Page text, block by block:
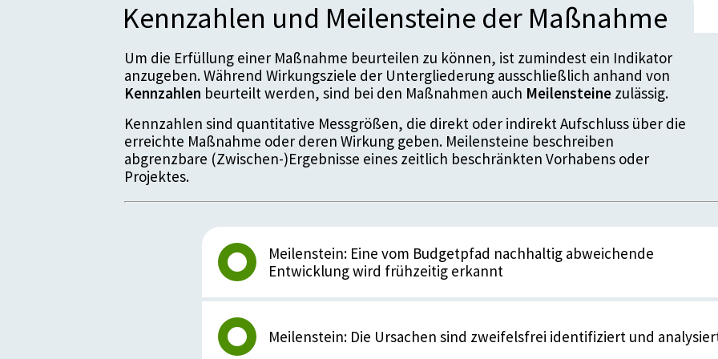
Kennzahlen und Meilensteine der Maßnahme
Um die Erfüllung einer Maßnahme beurteilen zu können, ist zumindest ein Indikator
anzugeben. Während Wirkungsziele der Untergliederung ausschließlich anhand von
Kennzahlen beurteilt werden, sind bei den Maßnahmen auch Meilensteine zulässig.
Kennzahlen sind quantitative Messgrößen, die direkt oder indirekt Aufschluss über die
erreichte Maßnahme oder deren Wirkung geben. Meilensteine beschreiben
abgrenzbare (Zwischen-)Ergebnisse eines zeitlich beschränkten Vorhabens oder
Projektes.
Meilenstein: Eine vom Budgetpfad nachhaltig abweichende
Entwicklung wird frühzeitig erkannt
Details zum Meilenstein
Meilenstein: Die Ursachen sind zweifelsfrei identifiziert und